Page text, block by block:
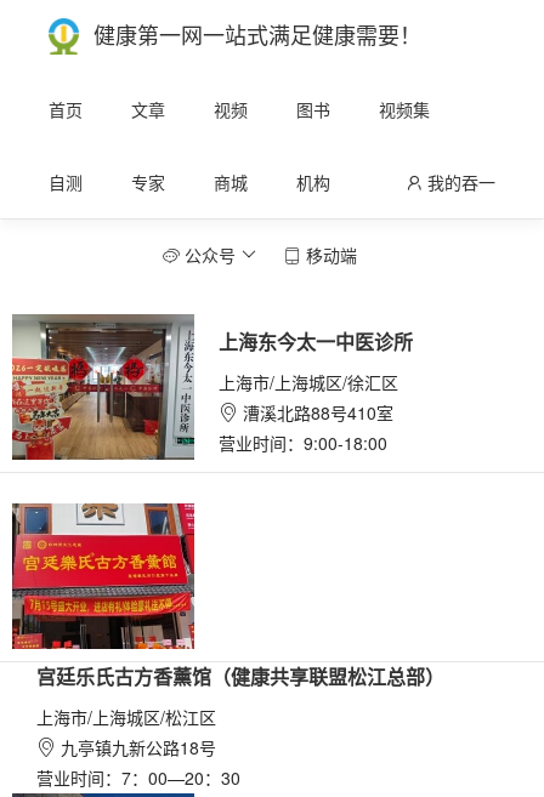
健康第一网一站式满足健康需要！
首页 文章 视频 图书 视频集
自测 专家 商城 机构  我的吞一
 移动端
 公众号
上海东今太一中医诊所
上海市/上海城区/徐汇区
 漕溪北路88号410室
营业时间：9:00-18:00
宫廷乐氏古方香薰馆（健康共享联盟松江总部）
上海市/上海城区/松江区
 九亭镇九新公路18号
营业时间：7：00—20：30